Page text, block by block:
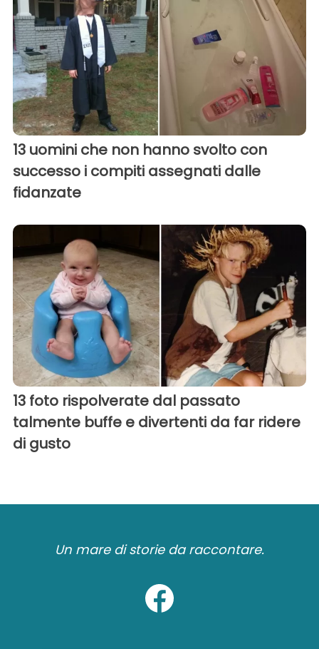
13 uomini che non hanno svolto con
successo i compiti assegnati dalle
fidanzate
13 foto rispolverate dal passato
talmente buffe e divertenti da far ridere
di gusto
Un mare di storie da raccontare.